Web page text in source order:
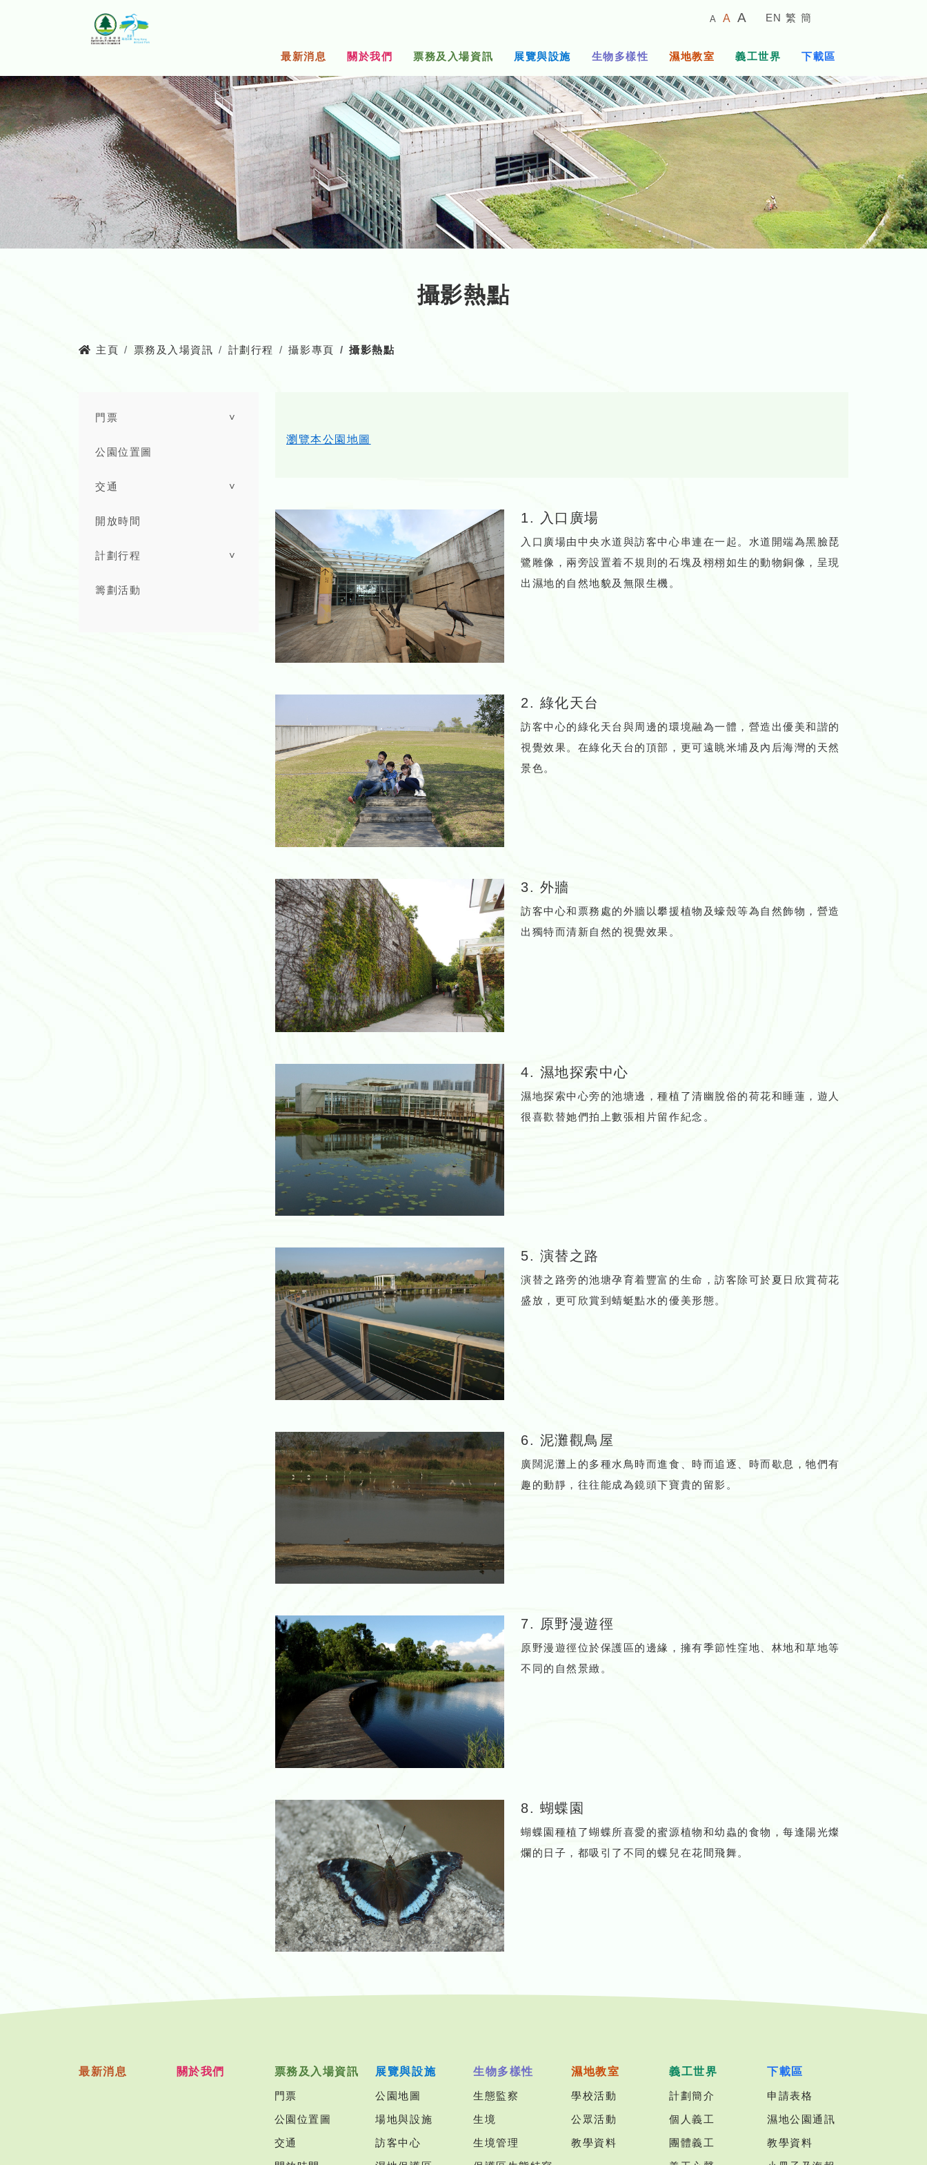
容
A
較
A
預
字
體
大
小
A
的
字
體
EN 繁 簡
最新消息 關於我們 票務及入場資訊 展覽與設施 生物多樣性 濕地教室 義工世界 下載區
攝影熱點
主頁 票務及入場資訊 計劃行程 攝影專頁 攝影熱點
門票 ˅
公園位置圖
交通 ˅
開放時間
計劃行程 ˅
籌劃活動
瀏覽本公園地圖
1. 入口廣場
入口廣場由中央水道與訪客中心串連在一起。水道開端為黑臉琵
鷺雕像，兩旁設置着不規則的石塊及栩栩如生的動物銅像，呈現
出濕地的自然地貌及無限生機。
2. 綠化天台
訪客中心的綠化天台與周邊的環境融為一體，營造出優美和諧的
視覺效果。在綠化天台的頂部，更可遠眺米埔及內后海灣的天然
景色。
3. 外牆
訪客中心和票務處的外牆以攀援植物及蠔殼等為自然飾物，營造
出獨特而清新自然的視覺效果。
4. 濕地探索中心
濕地探索中心旁的池塘邊，種植了清幽脫俗的荷花和睡蓮，遊人
很喜歡替她們拍上數張相片留作紀念。
5. 演替之路
演替之路旁的池塘孕育着豐富的生命，訪客除可於夏日欣賞荷花
盛放，更可欣賞到蜻蜓點水的優美形態。
6. 泥灘觀鳥屋
廣闊泥灘上的多種水鳥時而進食、時而追逐、時而歇息，牠們有
趣的動靜，往往能成為鏡頭下寶貴的留影。
7. 原野漫遊徑
原野漫遊徑位於保護區的邊緣，擁有季節性窪地、林地和草地等
不同的自然景緻。
8. 蝴蝶園
蝴蝶園種植了蝴蝶所喜愛的蜜源植物和幼蟲的食物，每逢陽光燦
爛的日子，都吸引了不同的蝶兒在花間飛舞。
最新消息 關於我們 票務及入場資訊
門票
公園位置圖
交通
展覽與設施
公園地圖
場地與設施
訪客中心
生物多樣性
生態監察
生境
生境管理
濕地教室
學校活動
公眾活動
教學資料
義工世界
計劃簡介
個人義工
團體義工
下載區
申請表格
濕地公園通訊
教學資料